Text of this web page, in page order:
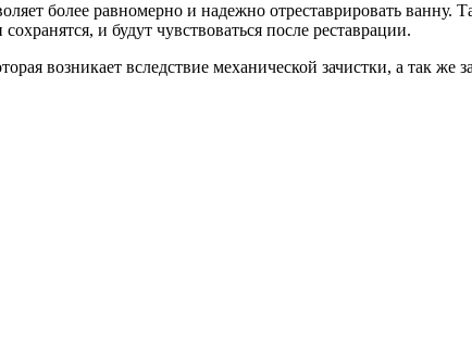
более равномерно и надежно отреставрировать ванну.
и будут чувствоваться после реставрации.
возникает вследствие механической зачистки, а так